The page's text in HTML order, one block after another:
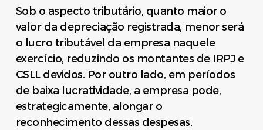
Sob o aspecto tributário, quanto maior o
valor da depreciação registrada, menor será
o lucro tributável da empresa naquele
exercício, reduzindo os montantes de IRPJ e
CSLL devidos. Por outro lado, em períodos
de baixa lucratividade, a empresa pode,
estrategicamente, alongar o
reconhecimento dessas despesas,